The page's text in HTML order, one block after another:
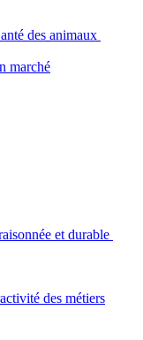
des animaux
marché
et durable
des métiers